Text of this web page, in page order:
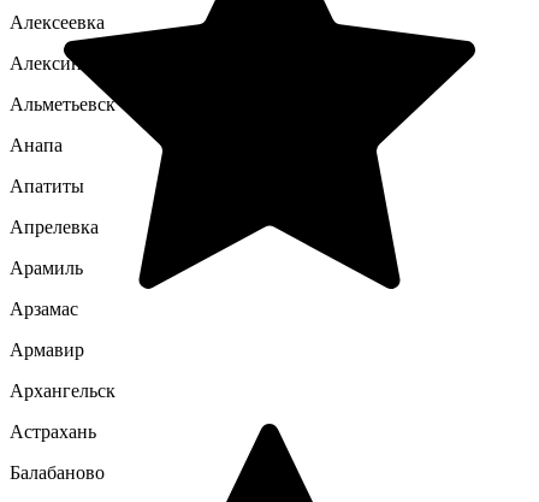
Алексеевка
Алексин
Альметьевск
Анапа
Апатиты
Апрелевка
Арамиль
Арзамас
Армавир
Архангельск
Астрахань
Балабаново